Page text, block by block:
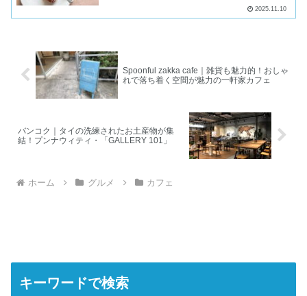
2025.11.10
Spoonful zakka cafe｜雑貨も魅力的！おしゃ
れで落ち着く空間が魅力の一軒家カフェ
バンコク｜タイの洗練されたお土産物が集
結！プンナウィティ・「GALLERY 101」
ホーム グルメ カフェ
キーワードで検索